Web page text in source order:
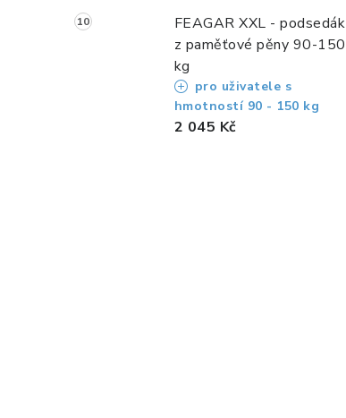
FEAGAR XXL - podsedák
z paměťové pěny 90-150
kg
pro uživatele s
hmotností 90 - 150 kg
2 045 Kč